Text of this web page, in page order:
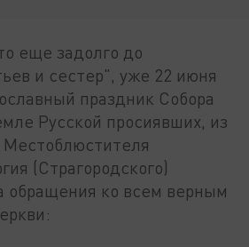
еще задолго до
и сестер", уже 22 июня
праздник Собора
Русской просиявших, из
(Страгородского)
обращения ко всем верным